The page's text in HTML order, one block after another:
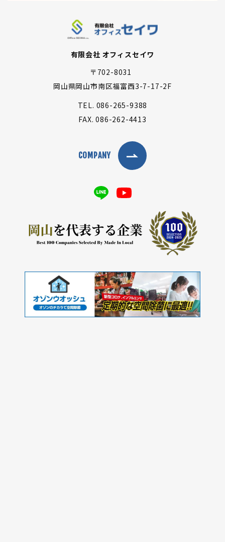
有限会社 オフィスセイワ
〒702-8031
岡山県岡山市南区福富西3-7-17-2F
TEL. 086-265-9388
FAX.086-262-4413
COMPANY